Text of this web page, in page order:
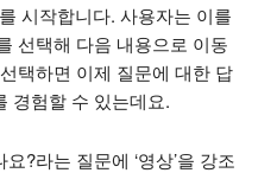
시작합니다. 사용자는 이를
선택해 다음 내용으로 이동
택하면 이제 질문에 대한 답
경험할 수 있는데요.
?라는 질문에 ‘영상’을 강조